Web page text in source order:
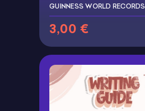
GUINNESS WORLD RECORDS
3,00 €